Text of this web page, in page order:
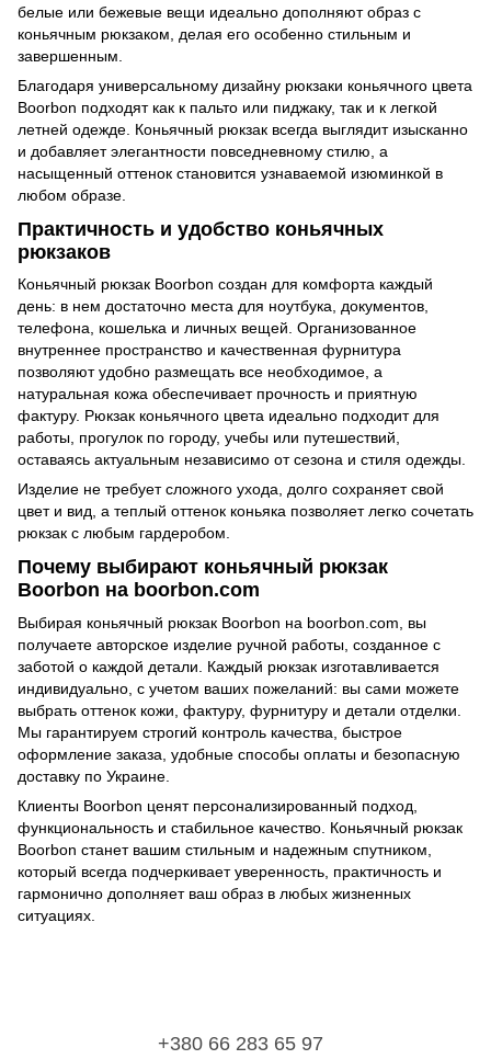
белые или бежевые вещи идеально дополняют образ с
коньячным рюкзаком, делая его особенно стильным и
завершенным.
Благодаря универсальному дизайну рюкзаки коньячного цвета
Boorbon подходят как к пальто или пиджаку, так и к легкой
летней одежде. Коньячный рюкзак всегда выглядит изысканно
и добавляет элегантности повседневному стилю, а
насыщенный оттенок становится узнаваемой изюминкой в
любом образе.
Практичность и удобство коньячных
рюкзаков
Коньячный рюкзак Boorbon создан для комфорта каждый
день: в нем достаточно места для ноутбука, документов,
телефона, кошелька и личных вещей. Организованное
внутреннее пространство и качественная фурнитура
позволяют удобно размещать все необходимое, а
натуральная кожа обеспечивает прочность и приятную
фактуру. Рюкзак коньячного цвета идеально подходит для
работы, прогулок по городу, учебы или путешествий,
оставаясь актуальным независимо от сезона и стиля одежды.
Изделие не требует сложного ухода, долго сохраняет свой
цвет и вид, а теплый оттенок коньяка позволяет легко сочетать
рюкзак с любым гардеробом.
Почему выбирают коньячный рюкзак
Boorbon на boorbon.com
Выбирая коньячный рюкзак Boorbon на boorbon.com, вы
получаете авторское изделие ручной работы, созданное с
заботой о каждой детали. Каждый рюкзак изготавливается
индивидуально, с учетом ваших пожеланий: вы сами можете
выбрать оттенок кожи, фактуру, фурнитуру и детали отделки.
Мы гарантируем строгий контроль качества, быстрое
оформление заказа, удобные способы оплаты и безопасную
доставку по Украине.
Клиенты Boorbon ценят персонализированный подход,
функциональность и стабильное качество. Коньячный рюкзак
Boorbon станет вашим стильным и надежным спутником,
который всегда подчеркивает уверенность, практичность и
гармонично дополняет ваш образ в любых жизненных
ситуациях.
+380 66 283 65 97